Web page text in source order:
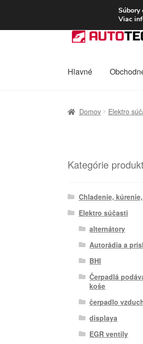
DOPRAVA od 6
Preskočiť
na
Preskočiť
na
Hlavné
Domov Elektro
Kategórie
Chladenie,
Elektro súčasti
alternátory
Autorádia a
BHI
Čerpadlá
koše
čerpadlo
displaya
EGR ventily
Súbory
Viac